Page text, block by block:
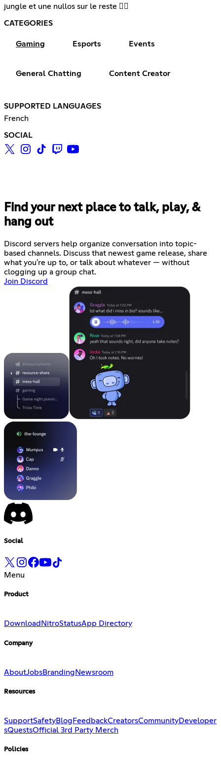
jungle et une nullos sur le reste 👍🏽
CATEGORIES
Gaming Esports Events
General Chatting Content Creator
SUPPORTED LANGUAGES
French
SOCIAL
Find your next place to talk, play, &
hang out
Discord servers help organize conversation into topic-
based channels. Discuss that newest game release, share
what you're up to, or talk about whatever — without
clogging up a group chat.
Join Discord
Social
Menu
Product
Download NitroStatusApp Directory
Company
AboutJobsBranding Newsroom
Resources
SupportSafetyBlog FeedbackCreatorsCommunityDeveloper
sQuestsOfficial 3rd Party Merch
Policies